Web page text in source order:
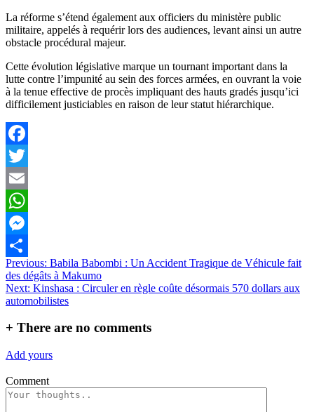
La réforme s’étend également aux officiers du ministère public
militaire, appelés à requérir lors des audiences, levant ainsi un autre
obstacle procédural majeur.
Cette évolution législative marque un tournant important dans la
lutte contre l’impunité au sein des forces armées, en ouvrant la voie
à la tenue effective de procès impliquant des hauts gradés jusqu’ici
difficilement justiciables en raison de leur statut hiérarchique.
Facebook
Twitter
Email
WhatsApp
Messenger
Partager
Navigation
de
l’article
Previous: Babila Babombi : Un Accident Tragique de Véhicule fait
des dégâts à Makumo
Next: Kinshasa : Circuler en règle coûte désormais 570 dollars aux
automobilistes
+ There are no comments
Add yours
Comment